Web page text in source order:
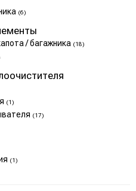
(6)
/ багажника (18)
(1)
(17)
(1)